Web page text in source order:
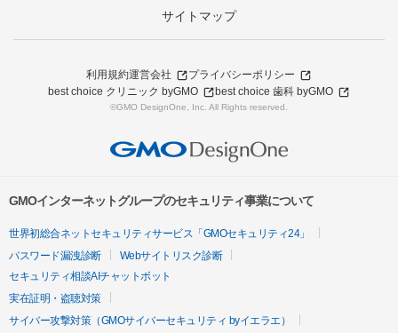
サイトマップ
利用規約運営会社
プライバシーポリシー
best choice クリニック byGMO
best choice 歯科 byGMO
©GMO DesignOne, Inc. All Rights reserved.
GMOインターネットグループのセキュリティ事業について
世界初総合ネットセキュリティサービス「GMOセキュリティ24」
パスワード漏洩診断
Webサイトリスク診断
セキュリティ相談AIチャットボット
実在証明・盗聴対策
サイバー攻撃対策（GMOサイバーセキュリティ byイエラエ）